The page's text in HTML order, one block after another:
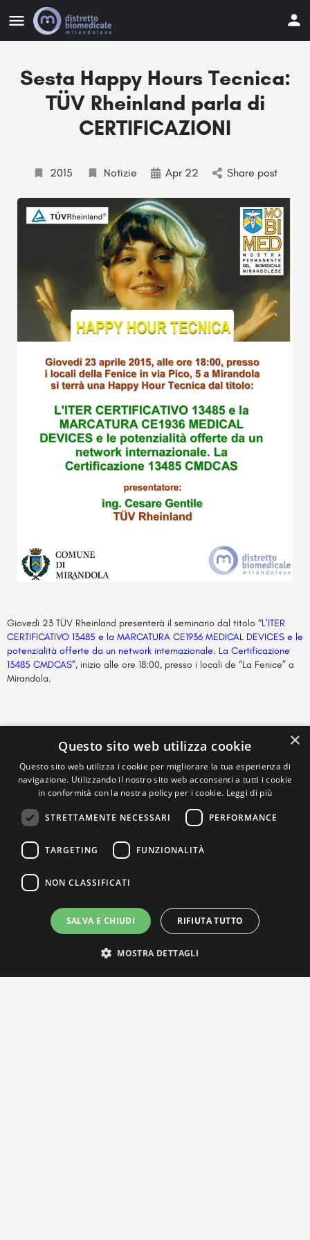
Sesta Happy Hours Tecnica:
TÜV Rheinland parla di
CERTIFICAZIONI
2015 Notizie Apr 22 Share post
Giovedì 23 TÜV Rheinland presenterà il seminario dal titolo “L’ITER
CERTIFICATIVO 13485 e la MARCATURA CE1936 MEDICAL DEVICES e le
potenzialità offerte da un network internazionale. La Certificazione
13485 CMDCAS”, inizio alle ore 18:00, presso i locali de “La Fenice” a
Mirandola.
×
Questo sito web utilizza cookie
Questo sito web utilizza i cookie per migliorare la tua esperienza di
navigazione. Utilizzando il nostro sito web acconsenti a tutti i cookie
in conformità con la nostra policy per i cookie. Leggi di più
STRETTAMENTE NECESSARI PERFORMANCE
TARGETING FUNZIONALITÀ
NON CLASSIFICATI
SALVA E CHIUDI RIFIUTA TUTTO
MOSTRA DETTAGLI